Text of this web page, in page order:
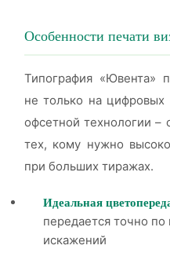
Особенности печати
Типография «Ювента»
не только на
офсетной технологии –
тех, кому нужно
при больших тиражах.
Идеальная
передается точно по
искажений